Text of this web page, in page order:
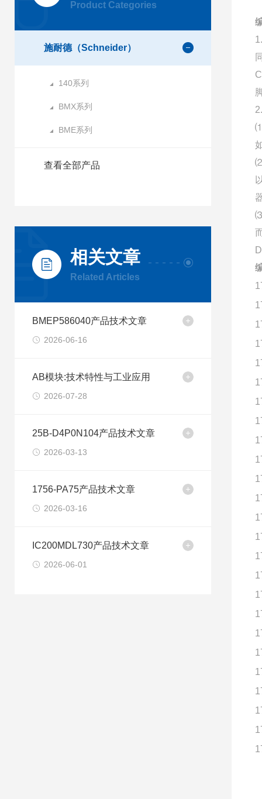
Product Categories
施耐德（Schneider）
140系列
BMX系列
BME系列
查看全部产品
相关文章
Related Articles
BMEP586040产品技术文章
2026-06-16
AB模块:技术特性与工业应用
2026-07-28
25B-D4P0N104产品技术文章
2026-03-13
1756-PA75产品技术文章
2026-03-16
IC200MDL730产品技术文章
2026-06-01
⑴
⑵
⑶